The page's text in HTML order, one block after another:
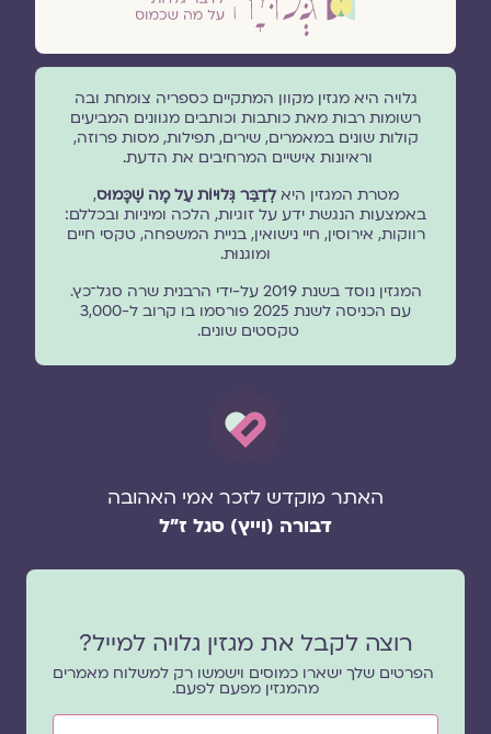
גלויה היא מגזין מקוון המתקיים כספריה צומחת ובה
רשומות רבות מאת כותבות וכותבים מגוונים המביעים
קולות שונים במאמרים, שירים, תפילות, מסות פרוזה,
וראיונות אישיים המרחיבים את הדעת.
מטרת המגזין היאלְדַבֵּר גְּלוּיוֹת עַל מָה שֶׁכָּמוּס,
באמצעות הנגשת ידע על זוגיות, הלכה ומיניות ובכללם:
רווקות, אירוסין, חיי נישואין, בניית המשפחה, טקסי חיים
ומוגנוּת.
המגזין נוסד בשנת 2019 על-ידי הרבנית שרה סגל־כץ.
עם הכניסה לשנת 2025 פורסמו בו קרוב ל-3,000
טקסטים שונים.
האתר מוקדש לזכר אמי האהובה
דבורה (וייץ) סגל ז"ל
רוצה לקבל את מגזין גלויה למייל?
הפרטים שלך ישארו כמוסים וישמשו רק למשלוח מאמרים
מהמגזין מפעם לפעם.
שם